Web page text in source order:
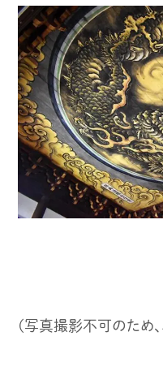
(写真撮影不可のため、